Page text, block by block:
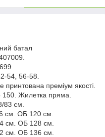
батал
54, 56-58.
принтована преміум якості.
Жилетка пряма.
83 см.
см. ОБ 120 см.
см. ОБ 128 см.
см. ОБ 136 см.